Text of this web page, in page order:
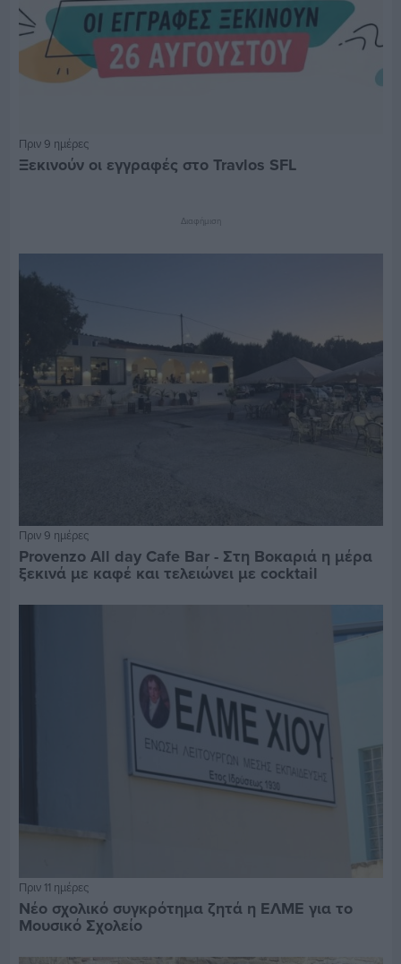
Πριν 9 ημέρες
Ξεκινούν οι εγγραφές στο Travlos SFL
Διαφήμιση
Πριν 9 ημέρες
Provenzo All day Cafe Bar - Στη Βοκαριά η μέρα
ξεκινά με καφέ και τελειώνει με cocktail
Πριν 11 ημέρες
Νέο σχολικό συγκρότημα ζητά η ΕΛΜΕ για το
Μουσικό Σχολείο